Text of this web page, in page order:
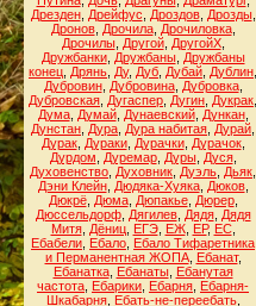
Дрезден, Дрейфус Дроздов, Дрозды,
Дронов, Дрочила, Дрочиловка,
Дрочилы, Другой, ДругойХ,
Дружбанки, Дружбаны, Дружбаны
конец Дрянь Ду, Дуб Дубай Дублин
Дубровин, Дубровина, Дубровка,
Дубровская Дугаспер Дугин Дукрак
Дума, Думай, Дунаевский, Дункан,
Дунстан Дура Дура набитая Дурай
Дурак, Дураки, Дурачки, Дурачок,
Дурдом
Дуремар, Дуры, Дуся,
Духовенство Духовник Дуэль Дьяк
Дэни Клейн, Дюдяка-Хуяка, Дюков,
Дюкрё, Дюма, Дюпакье, Дюрер,
Дюссельдорф, Дягилев, Дядя, Дядя
Митя, Дёниц, ЕГЭ, ЕЖ, ЕР, ЕС,
Ебабели Ебало Ебало Тифаретника
и Перманентная ЖОПА, Ебанат,
Ебанатка, Ебанаты, Ебанутая
частота Ебарики Ебарня Ебарня-
Шкабарня, Ебать-не-переебать,